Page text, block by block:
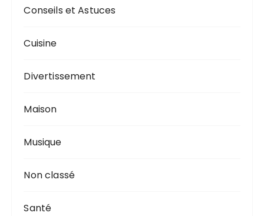
o
r
Conseils et Astuces
Cuisine
Divertissement
Maison
Musique
Non classé
Santé